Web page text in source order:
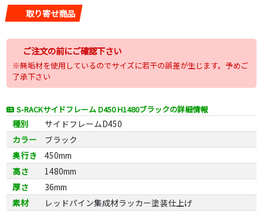
取り寄せ商品
ご注文の前にご確認下さい
※無垢材を使用しているのでサイズに若干の誤差が生じます。予めご
了承下さい
S-RACKサイドフレーム D450 H1480ブラックの詳細情報
種別
サイドフレームD450
カラー
ブラック
奥行き
450mm
高さ
1480mm
厚さ
36mm
素材
レッドパイン集成材ラッカー塗装仕上げ